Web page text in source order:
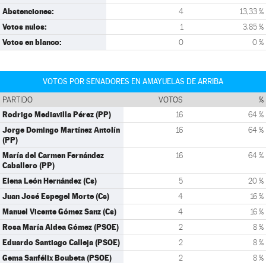
Abstenciones: 4 13,33 %
Votos nulos: 1 3,85 %
Votos en blanco: 0 0 %
VOTOS POR SENADORES EN AMAYUELAS DE ARRIBA
PARTIDO VOTOS %
Rodrigo Mediavilla Pérez (PP) 16 64 %
Jorge Domingo Martínez Antolín
(PP)
16 64 %
María del Carmen Fernández
Caballero (PP)
16 64 %
Elena León Hernández (Cs) 5 20 %
Juan José Espegel Morte (Cs) 4 16 %
Manuel Vicente Gómez Sanz (Cs) 4 16 %
Rosa María Aldea Gómez (PSOE) 2 8 %
Eduardo Santiago Calleja (PSOE) 2 8 %
Gema Sanfélix Boubeta (PSOE) 2 8 %